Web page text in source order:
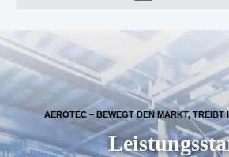
AEROTEC – BEWEGT DEN MARKT, TREIBT